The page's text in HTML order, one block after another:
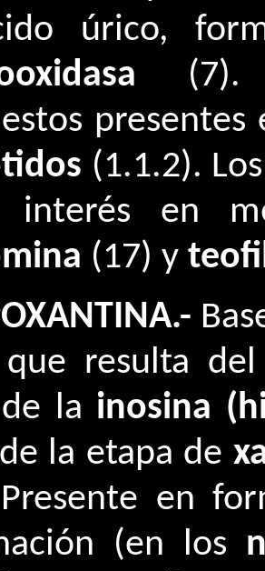
úrico,
(7).
(1.1.2).
interés en
(17) y
que resulta
la inosina
la etapa de
en
(en los